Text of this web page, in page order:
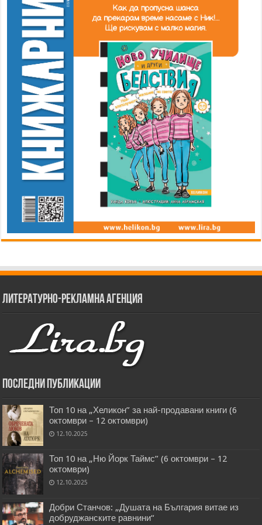
Литературно-рекламна агенция
Последни публикации
Топ 10 на „Хеликон” за най-продавани книги (6
октомври – 12 октомври)
12.10.2025
Топ 10 на „Ню Йорк Таймс” (6 октомври – 12
октомври)
12.10.2025
Добри Станчов: „Душата на България витае из
добруджанските равнини“